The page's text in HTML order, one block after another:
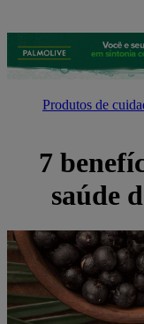
Produtos de
7
saúde